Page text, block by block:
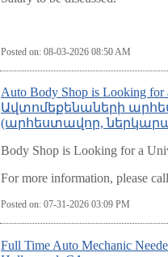
Posted on: 08-03-2026 08:50AM
Auto Body Shop is Looking for
Ավտոմեքենաների
(արհեստավոր,
Body Shop is Looking for a
For more information, please
Posted on: 07-31-2026 03:09 PM
Full Time Auto Mechanic